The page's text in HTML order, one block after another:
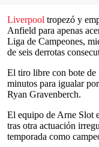
Liverpool tropezó y
Anfield para apenas
Liga de Campeones,
de seis derrotas
El tiro libre con bote de
minutos para igualar
Ryan Gravenberch.
El equipo de Arne Slot
tras otra actuación
temporada como